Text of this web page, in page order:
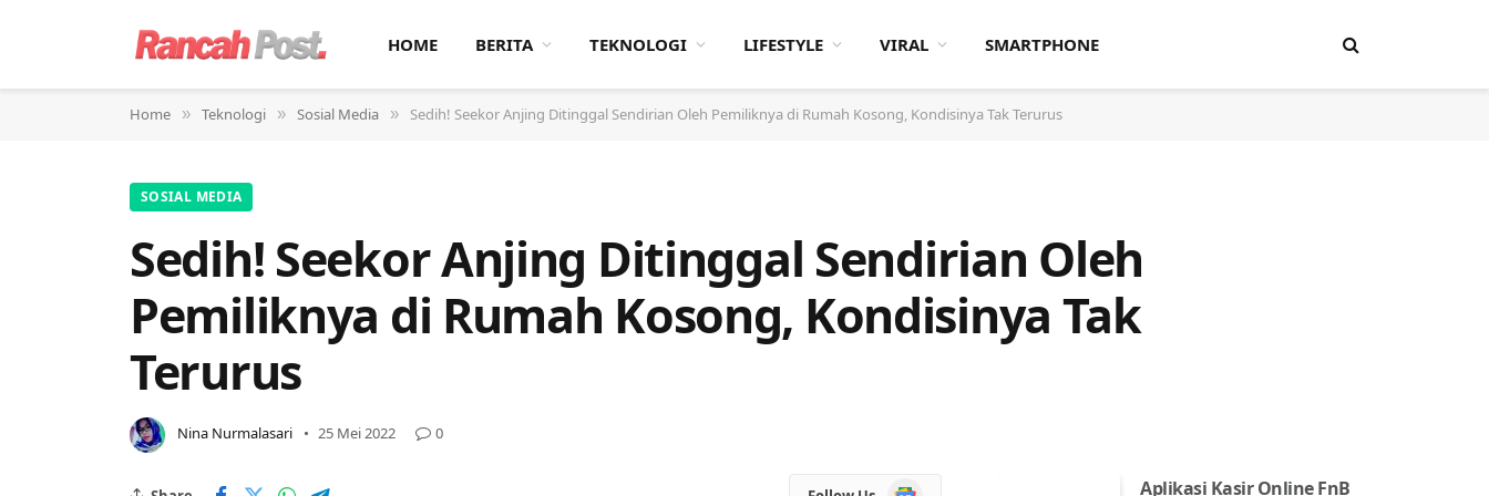
HOME BERITA TEKNOLOGI LIFESTYLE VIRAL SMARTPHONE
Home » Teknologi » Sosial Media » Sedih! Seekor Anjing Ditinggal Sendirian Oleh Pemiliknya di Rumah Kosong, Kondisinya Tak Terurus
SOSIAL MEDIA
Sedih! Seekor Anjing Ditinggal Sendirian Oleh
Pemiliknya di Rumah Kosong, Kondisinya Tak
Terurus
Nina Nurmalasari 25 Mei 2022 0
Google Aplikasi Kasir Online FnB